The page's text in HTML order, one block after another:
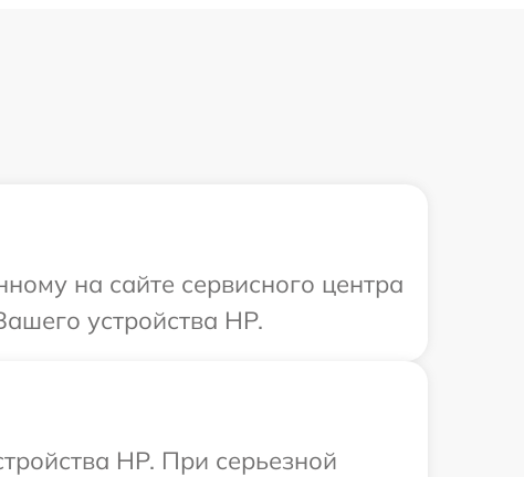
на сайте сервисного центра
устройства HP.
HP. При серьезной